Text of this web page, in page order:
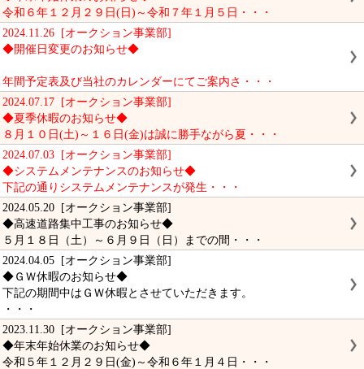
令和６年１２月２９日(日)～令和７年１月５日・・・
2024.11.26 [オークション事業部]
◆開催日変更のお知らせ◆
年間予定表及び当社のカレンダーにてご案内さ・・・
2024.07.17 [オークション事業部]
◆夏季休暇のお知らせ◆
８月１０日(土)～１６日(金)は誠に勝手ながら夏・・・
2024.07.03 [オークション事業部]
◆システムメンテナンスのお知らせ◆
下記の通りシステムメンテナンスが発生・・・
2024.05.20 [オークション事業部]
◆高速道路集中工事のお知らせ◆
５月１８日（土）～６月９日（日）までの間・・・
2024.04.05 [オークション事業部]
◆ＧＷ休暇のお知らせ◆
下記の期間中はＧＷ休暇とさせていただきます。
・・・
2023.11.30 [オークション事業部]
◆年末年始休業のお知らせ◆
令和５年１２月２９日(金)～令和６年１月４日・・・